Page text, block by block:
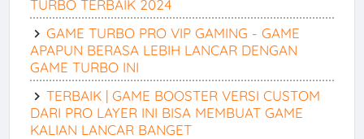
TURBO TERBAIK 2024
GAME TURBO PRO VIP GAMING - GAME
APAPUN BERASA LEBIH LANCAR DENGAN
GAME TURBO INI
TERBAIK | GAME BOOSTER VERSI CUSTOM
DARI PRO LAYER INI BISA MEMBUAT GAME
KALIAN LANCAR BANGET